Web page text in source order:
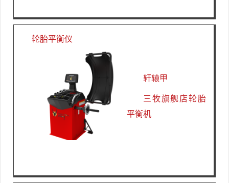
轮胎平衡仪
轩辕甲
三牧旗舰店轮胎
平衡机